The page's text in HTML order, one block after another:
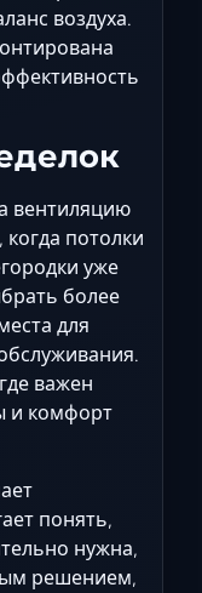
воздуха.
вентиляцию
потолки
уже
более
для
важен
и комфорт
понять,
нужна,
решением,